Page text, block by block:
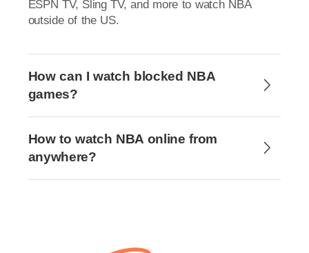
ESPN TV, Sling TV, and more to watch NBA
outside of the US.
How can I watch blocked NBA
games?
How to watch NBA online from
anywhere?